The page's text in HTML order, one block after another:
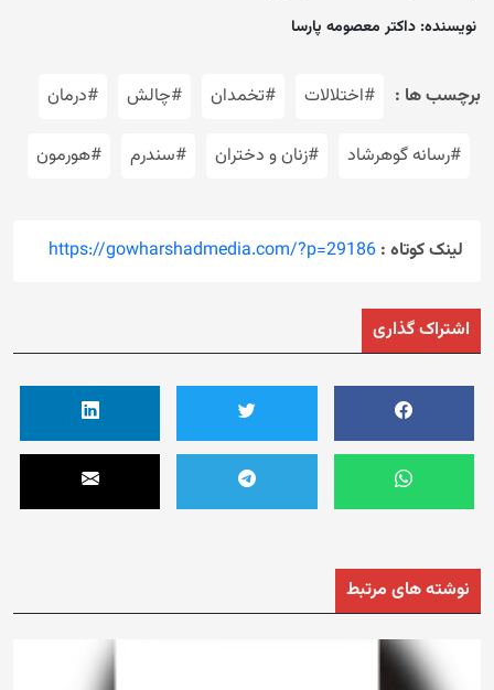
نویسنده: داکتر معصومه پارسا
برچسب ها : #اختلالات #تخمدان #چالش‌ #درمان
#رسانه گوهرشاد #زنان و دختران #سندرم #هورمون
لینک کوتاه : https://gowharshadmedia.com/?p=29186
اشتراک گذاری
نوشته های مرتبط